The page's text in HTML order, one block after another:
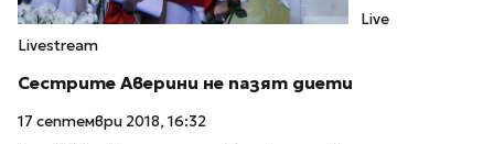
Live
Livestream
Сестрите Аверини не пазят диети
17 септември 2018, 16:32